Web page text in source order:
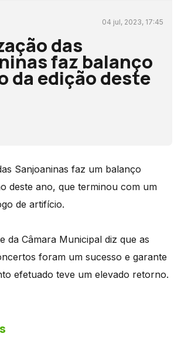
04 jul, 2023, 17:45
das
faz balanço
da edição deste
Sanjoaninas faz um balanço
deste ano, que terminou com um
de artifício.
da Câmara Municipal diz que as
foram um sucesso e garante
efetuado teve um elevado retorno.